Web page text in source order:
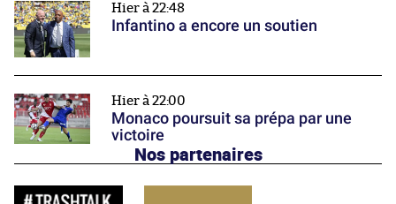
Hier à 22:48
Infantino a encore un soutien
Hier à 22:00
Monaco poursuit sa prépa par une
victoire
Nos partenaires